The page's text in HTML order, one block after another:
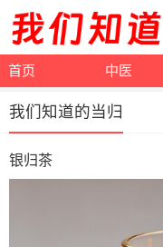
首页 中医
我们知道的当归
银归茶